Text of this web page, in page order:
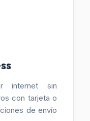
internet sin
con tarjeta o
de envío